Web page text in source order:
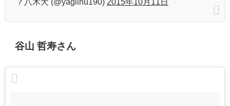
谷山 哲寿さん